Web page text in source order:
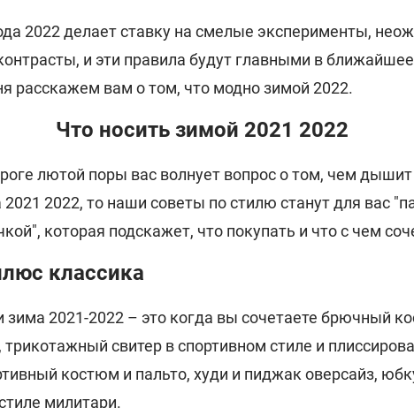
2022 делает ставку на смелые эксперименты,
и эти правила будут главными в
расскажем вам о том, что модно зимой 2022.
Что носить зимой 2021 2022
лютой поры вас волнует вопрос о том, чем
2022, то наши советы по стилю станут для вас
которая подскажет, что покупать и что с чем
классика
зима 2021-2022 – это когда вы сочетаете брючный
трикотажный свитер в спортивном стиле и
костюм и пальто, худи и пиджак оверсайз,
милитари.